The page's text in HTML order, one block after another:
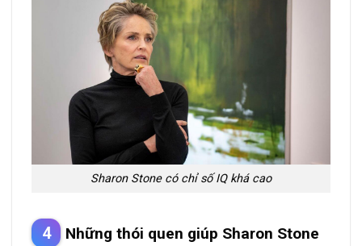
Sharon Stone có chỉ số IQ khá cao
Những thói quen giúp Sharon Stone